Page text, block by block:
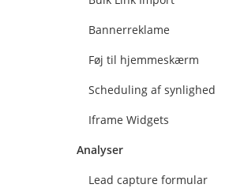
Bannerreklame
Føj til hjemmeskærm
Scheduling af synlighed
Iframe Widgets
Analyser
Lead capture formular